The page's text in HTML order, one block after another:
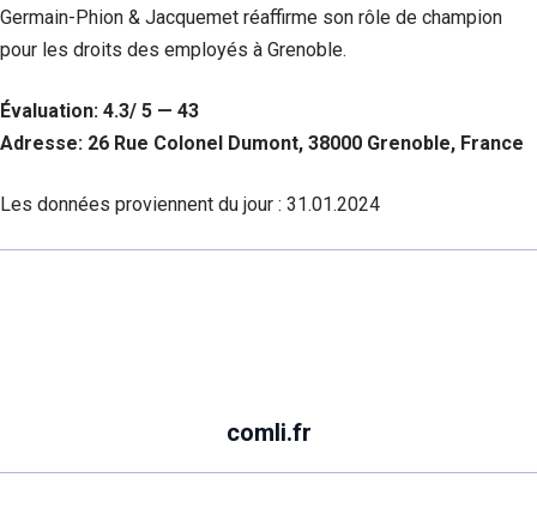
Germain-Phion & Jacquemet réaffirme son rôle de champion
pour les droits des employés à Grenoble.
Évaluation: 4.3/ 5 — 43
Adresse: 26 Rue Colonel Dumont, 38000 Grenoble, France
Les données proviennent du jour : 31.01.2024
comli.fr